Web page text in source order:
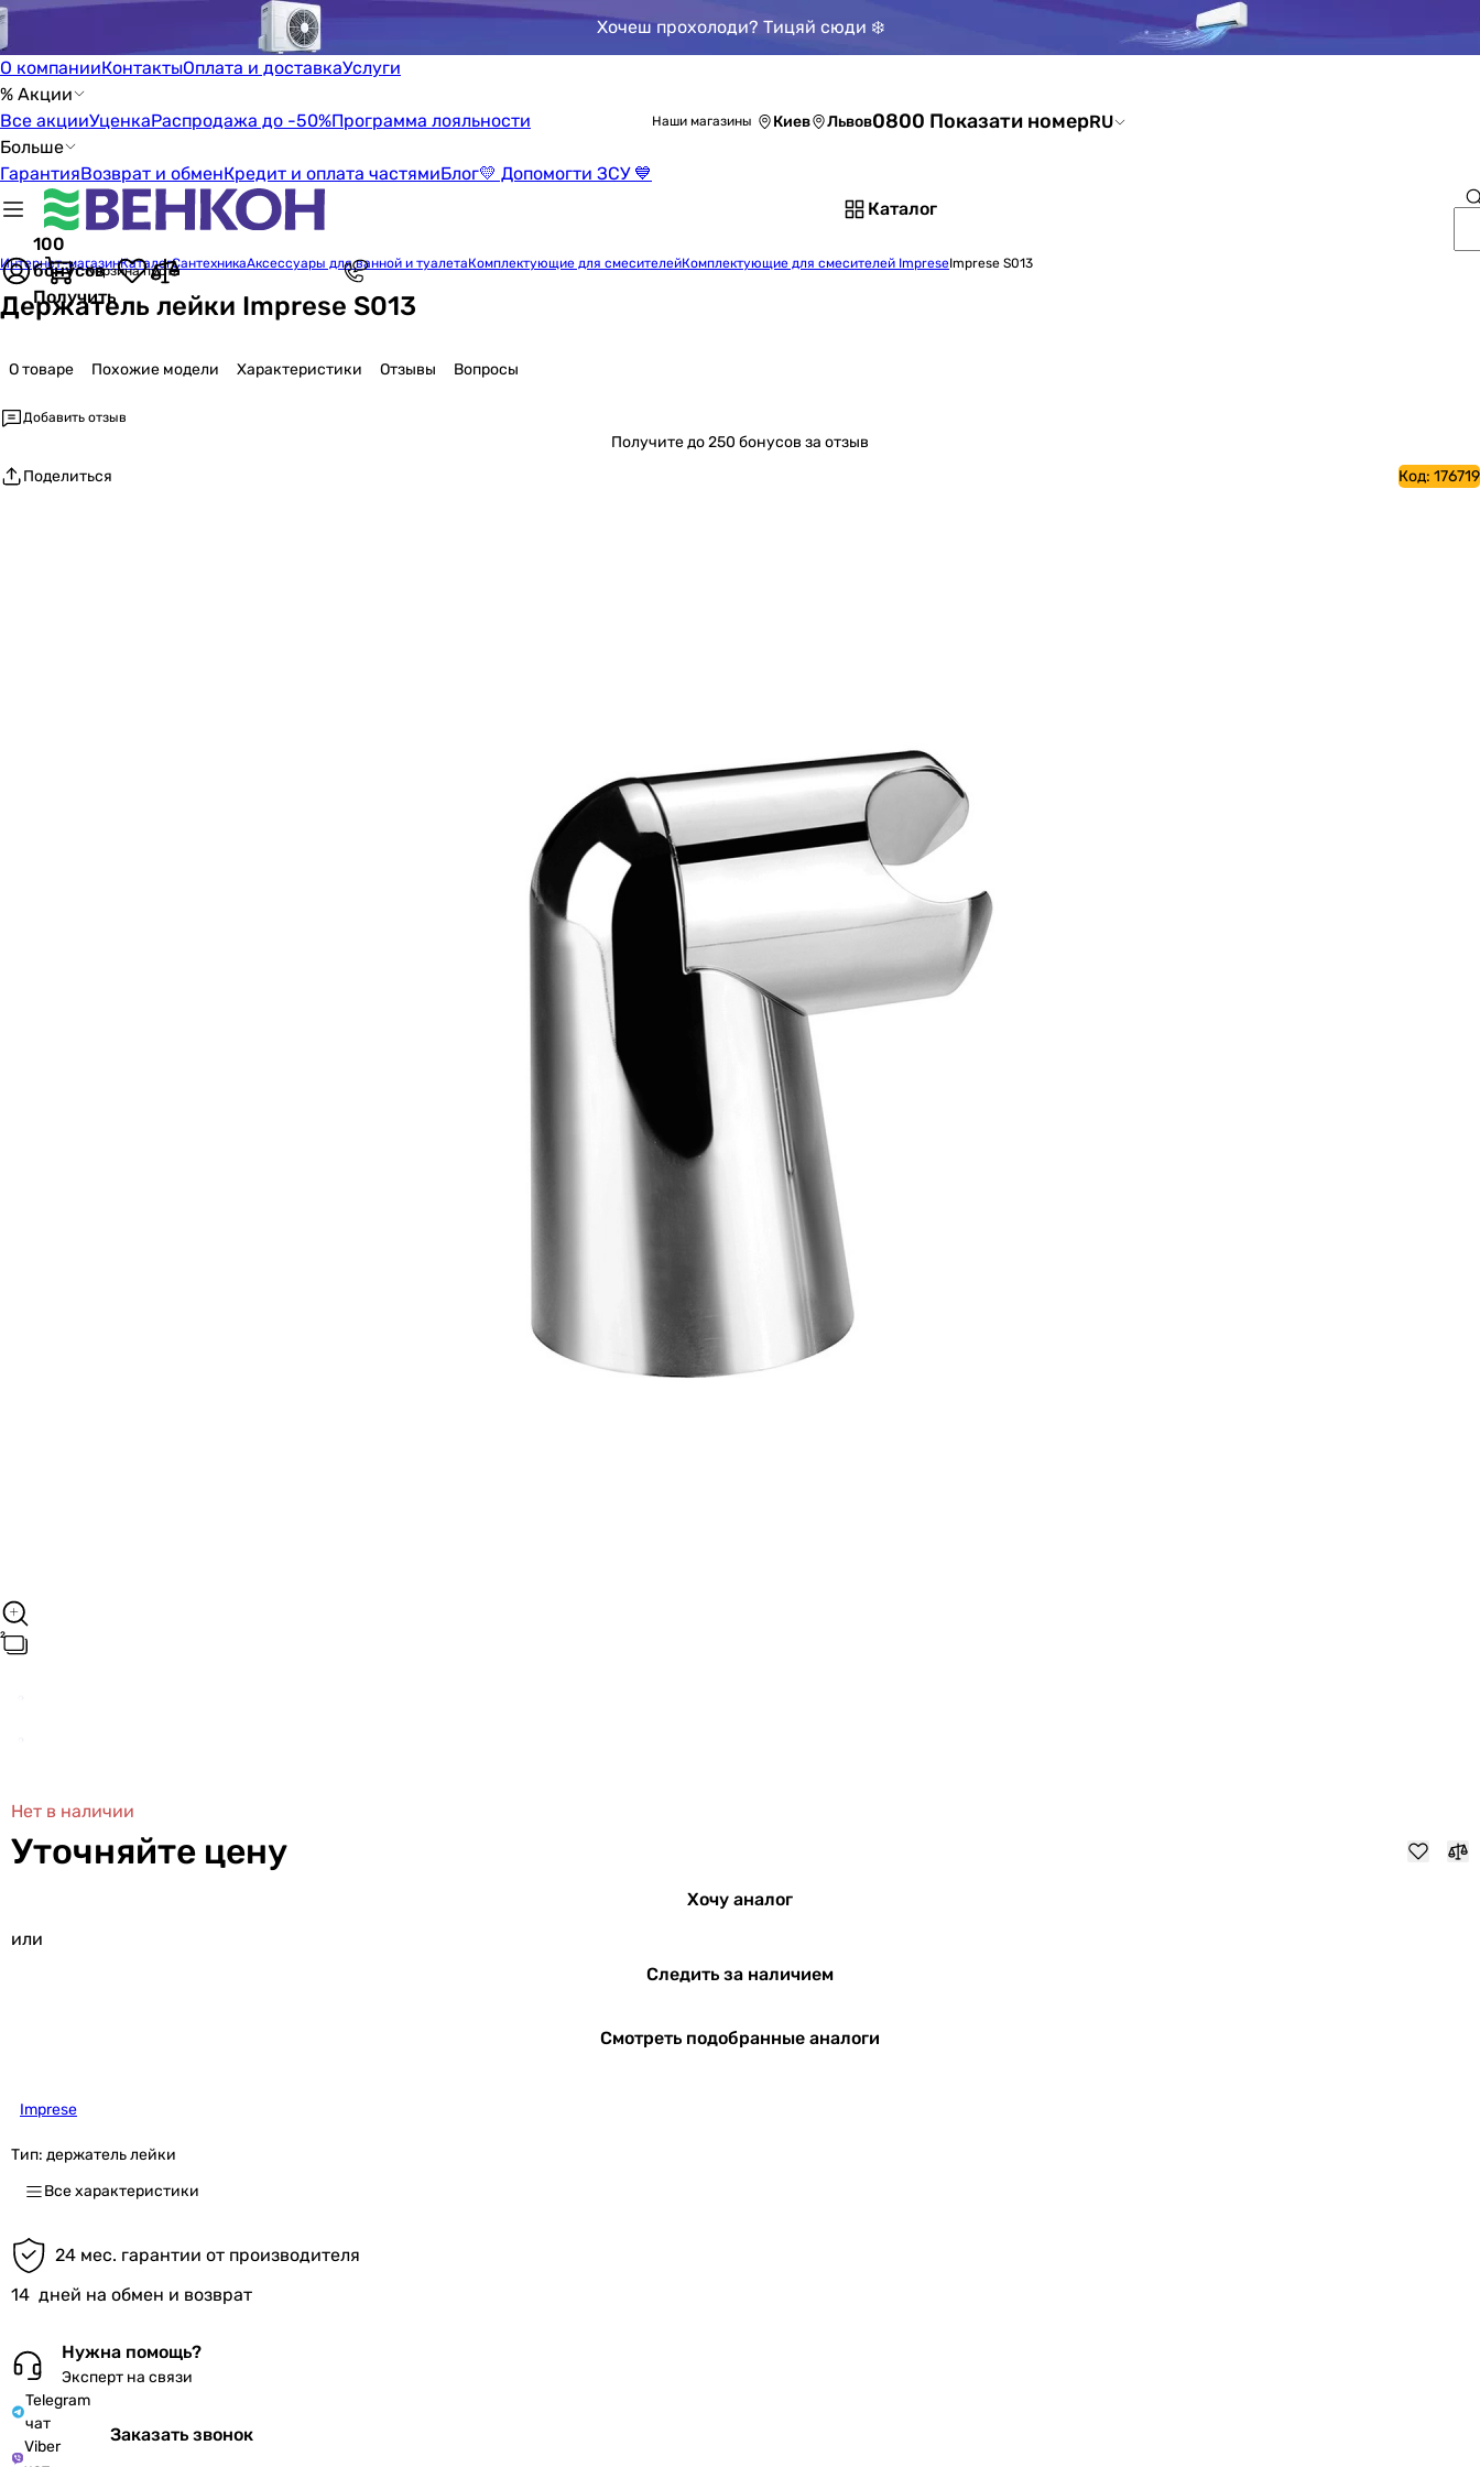
Хочеш прохолоди? Тицяй сюди ❄️
О компанииКонтактыОплата и доставкаУслуги
% Акции
Все акцииУценкаРаспродажа до -50%Программа лояльности
Больше
ГарантияВозврат и обменКредит и оплата частямиБлог💛 Допомогти ЗСУ 💙
Наши магазины Киев Львов0800 Показати номерRU
Каталог
100
бонусов
Получить
Корзина пуста
Интернет-магазинКаталогСантехникаАксессуары для ванной и туалетаКомплектующие для смесителейКомплектующие для смесителей ImpreseImprese S013
Держатель лейки Imprese S013
О товаре Похожие модели Характеристики Отзывы Вопросы
Добавить отзыв
Получитедо 250 бонусов за отзыв
Поделиться
Код: 176719
Нет в наличии
Уточняйте цену
Хочу аналог
или
Следить за наличием
Смотреть подобранные аналоги
Imprese
Тип: держатель лейки
Все характеристики
24 мес. гарантии от производителя
14 дней на обмен и возврат
Нужна помощь?
Эксперт на связи
Telegram
чат
Viber
Заказать звонок